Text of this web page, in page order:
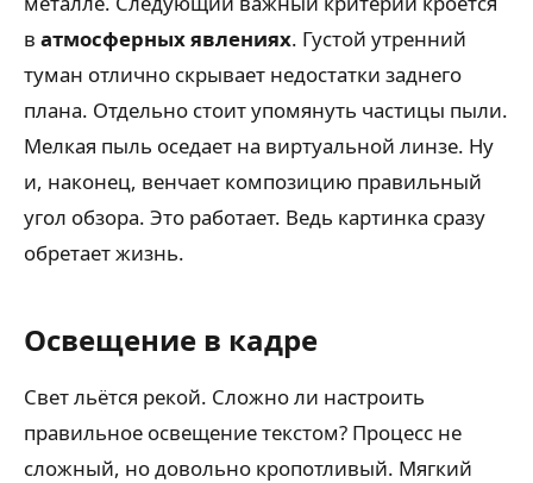
в атмосферных явлениях. Густой утренний
туман отлично скрывает недостатки заднего
плана. Отдельно стоит упомянуть частицы пыли.
Мелкая пыль оседает на виртуальной линзе. Ну
и, наконец, венчает композицию правильный
угол обзора. Это работает. Ведь картинка сразу
обретает жизнь.
Освещение в кадре
Свет льётся рекой. Сложно ли настроить
правильное освещение текстом? Процесс не
сложный, но довольно кропотливый. Мягкий